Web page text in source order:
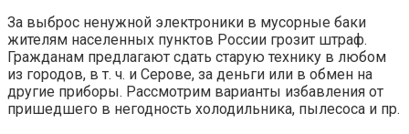
За выброс ненужной электроники в мусорные баки
жителям населенных пунктов России грозит штраф.
Гражданам предлагают сдать старую технику в любом
из городов, в т. ч. и Серове, за деньги или в обмен на
другие приборы. Рассмотрим варианты избавления от
пришедшего в негодность холодильника, пылесоса и пр.